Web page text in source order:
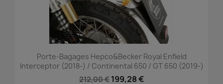
Porte-Bagages Hepco&Becker Royal Enfield
Interceptor (2018-) / Continental 650 / GT 650 (2019-)
212,00 € 199,28 €